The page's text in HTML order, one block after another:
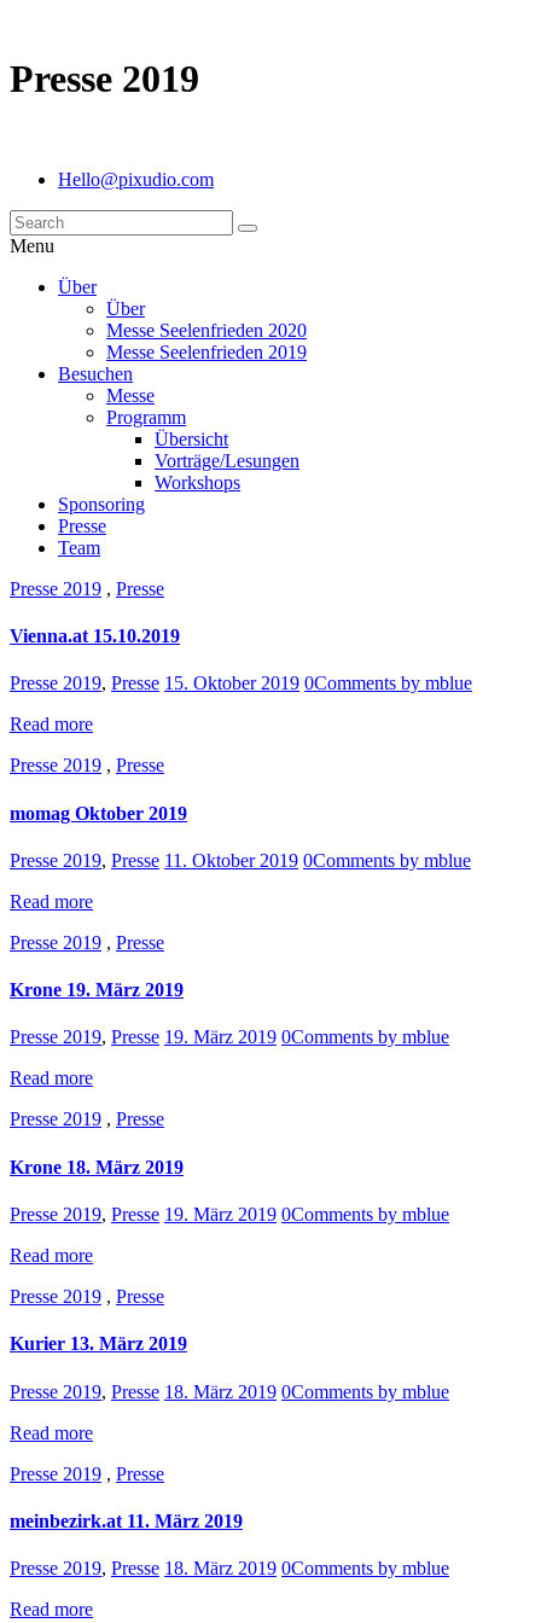
Presse 2019
Hello@pixudio.com
Menu
Über
Über
Messe Seelenfrieden 2020
Messe Seelenfrieden 2019
Besuchen
Messe
Programm
Übersicht
Vorträge/Lesungen
Workshops
Sponsoring
Presse
Team
Presse 2019 , Presse
Vienna.at 15.10.2019
Presse 2019, Presse 15. Oktober 2019 0Comments by mblue
Read more
Presse 2019 , Presse
momag Oktober 2019
Presse 2019, Presse 11. Oktober 2019 0Comments by mblue
Read more
Presse 2019 , Presse
Krone 19. März 2019
Presse 2019, Presse 19. März 2019 0Comments by mblue
Read more
Presse 2019 , Presse
Krone 18. März 2019
Presse 2019, Presse 19. März 2019 0Comments by mblue
Read more
Presse 2019 , Presse
Kurier 13. März 2019
Presse 2019, Presse 18. März 2019 0Comments by mblue
Read more
Presse 2019 , Presse
meinbezirk.at 11. März 2019
Presse 2019, Presse 18. März 2019 0Comments by mblue
Read more